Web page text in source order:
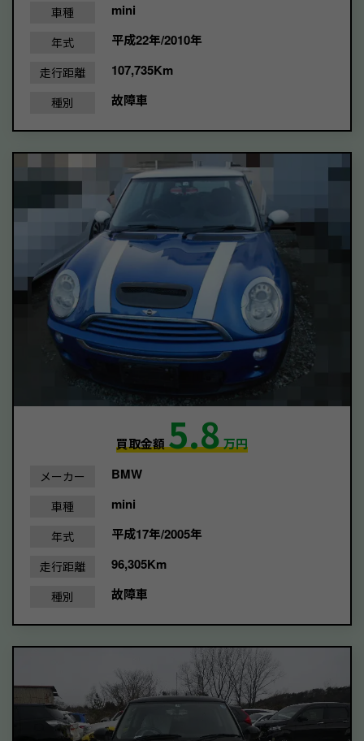
車種 mini
年式 平成22年/2010年
走行距離 107,735Km
種別 故障車
買取金額5.8万円
メーカー BMW
車種 mini
年式 平成17年/2005年
走行距離 96,305Km
種別 故障車